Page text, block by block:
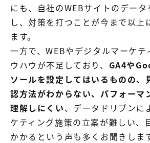
にも、自社のWEBサイトのデー
し、対策を打つことが今まで以上
ます。
一方で、WEBやデジタルマーケテ
ウハウが不足しており、 GA4や
ソールを設定してはいるものの、
認方法がわからない、パフォーマ
理解しにくい、データドリブンに
ケティング施策の立案が難しい、
かかるという声も多くお聞きしま